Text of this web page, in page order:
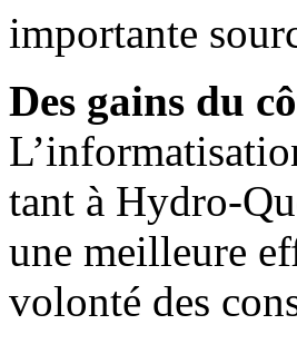
importante
Des ga​ins du
tant à Hydro-
une meilleure
volonté des